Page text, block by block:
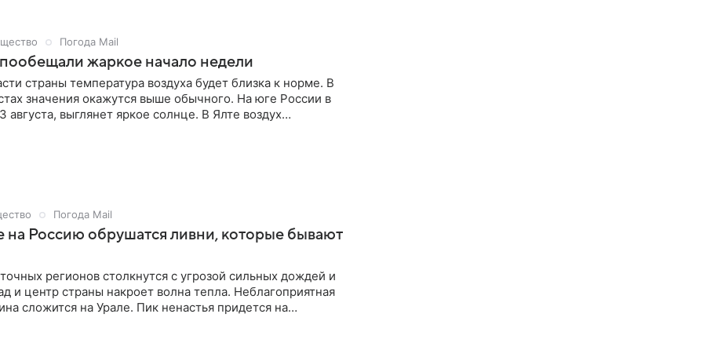
Погода Mail
жаркое начало недели
страны температура воздуха будет близка к норме. В
значения окажутся выше обычного. На юге России в
августа, выглянет яркое солнце. В Ялте воздух
Погода Mail
на Россию обрушатся ливни, которые бывают
регионов столкнутся с угрозой сильных дождей и
и центр страны накроет волна тепла. Неблагоприятная
сложится на Урале. Пик ненастья придется на